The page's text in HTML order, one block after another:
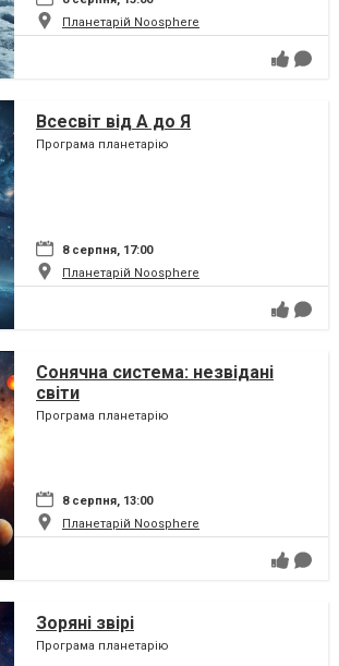
Планетарій Noosphere
Всесвіт від А до Я
Програма планетарію
8 серпня, 17:00
Планетарій Noosphere
Сонячна система: незвідані
світи
Програма планетарію
8 серпня, 13:00
Планетарій Noosphere
Зоряні звірі
Програма планетарію